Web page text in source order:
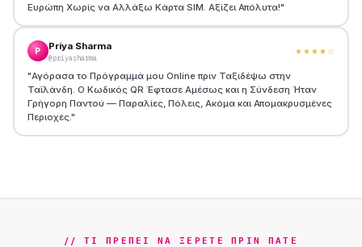
Ευρώπη Χωρίς να Αλλάξω Κάρτα SIM. Αξίζει Απόλυτα!"
P Priya Sharma
@priyasharma
★★★★ ☆
"Αγόρασα το Πρόγραμμά μου Online πριν Ταξιδέψω στην
Ταϊλάνδη. Ο Κωδικός QR Έφτασε Αμέσως και η Σύνδεση Ήταν
Γρήγορη Παντού — Παραλίες, Πόλεις, Ακόμα και Απομακρυσμένες
Περιοχές. "
// ΤΙ ΠΡΈΠΕΙ ΝΑ ΞΈΡΕΤΕ ΠΡΙΝ ΠΆΤΕ